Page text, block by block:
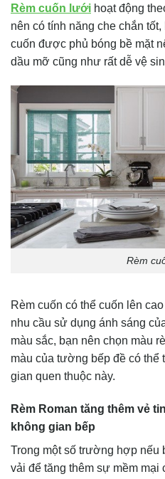
Rèm cuốn lưới hoạt động
nên có tính năng che chắn
cuốn được phủ bóng bề mặt
dầu mỡ cũng như rất dễ vệ
Rèm
Rèm cuốn có thể cuốn lên
nhu cầu sử dụng ánh sáng
màu sắc, bạn nên chọn màu
màu của tường bếp đề có thể
gian quen thuộc này.
Rèm Roman tăng thêm vẻ
không gian bếp
Trong một số trường hợp nếu
vải để tăng thêm sự mềm mại